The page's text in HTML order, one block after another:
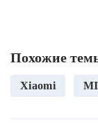
Похожие
Xiaomi MI